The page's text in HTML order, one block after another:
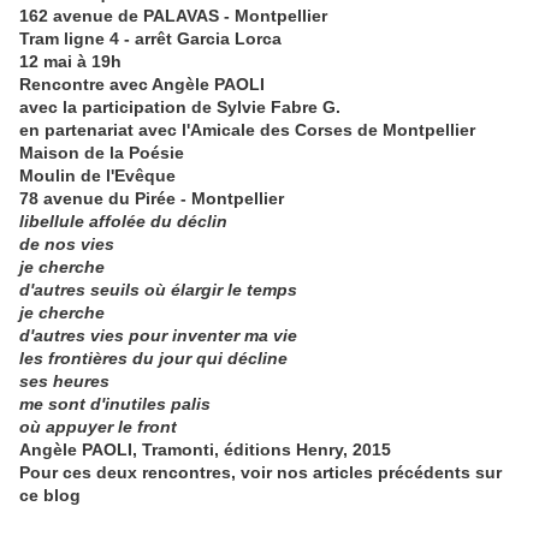
162 avenue de PALAVAS - Montpellier
Tram ligne 4 - arrêt Garcia Lorca
12 mai à 19h
Rencontre avec Angèle PAOLI
avec la participation de Sylvie Fabre G.
en partenariat avec l'Amicale des Corses de Montpellier
Maison de la Poésie
Moulin de l'Evêque
78 avenue du Pirée - Montpellier
libellule affolée du déclin
de nos vies
je cherche
d'autres seuils où élargir le temps
je cherche
d'autres vies pour inventer ma vie
les frontières du jour qui décline
ses heures
me sont d'inutiles palis
où appuyer le front
Angèle PAOLI, Tramonti, éditions Henry, 2015
Pour ces deux rencontres, voir nos articles précédents sur
ce blog